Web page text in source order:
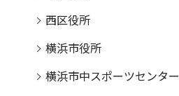
西区役所
横浜市役所
横浜市中スポーツセンター